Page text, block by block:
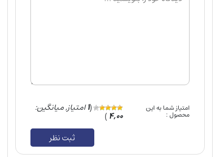
امتیاز شما به این
محصول :
(
1امتیاز, میانگین:
4,00
)
ثبت نظر